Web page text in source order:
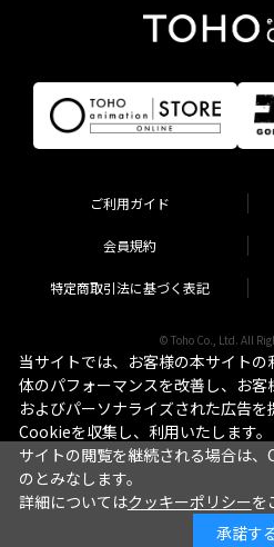
ご利用ガイド
会員規約
特定商取引法に基づく表記
© Toho Co., Ltd. All
当サイトでは、お客様の本サイト
体のパフォーマンスを改善し、お
およびパーソナライズされた広告
Cookieを収集し、利用いたします。
サイトの閲覧を継続される場合は
のとみなします。
詳細についてはクッキーポリシーを
承諾す